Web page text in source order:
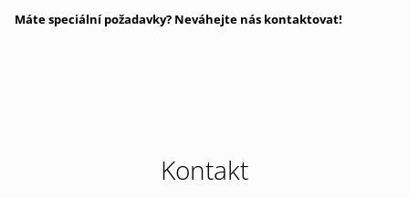
Máte speciální požadavky? Neváhejte nás kontaktovat!
Kontakt